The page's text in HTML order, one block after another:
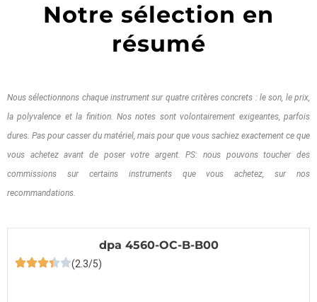
Notre sélection en
résumé
Nous sélectionnons chaque instrument sur quatre critères concrets : le son, le prix,
la polyvalence et la finition. Nos notes sont volontairement exigeantes, parfois
dures. Pas pour casser du matériel, mais pour que vous sachiez exactement ce que
vous achetez avant de poser votre argent. PS: nous pouvons toucher des
commissions sur certains instruments que vous achetez, sur nos
recommandations.
dpa 4560-OC-B-B00
(2.3/5)